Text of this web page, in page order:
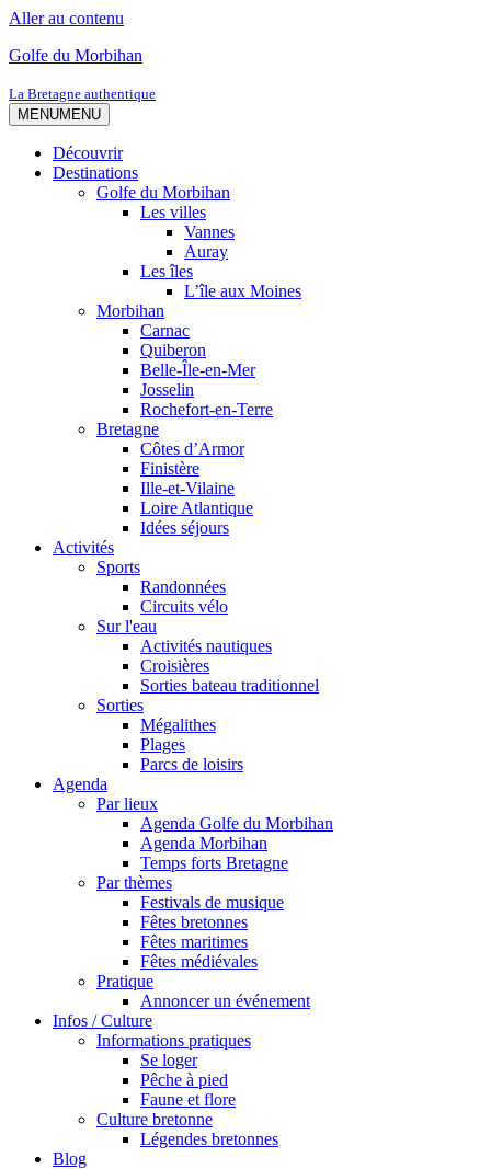
Aller au contenu
Golfe du Morbihan
La Bretagne authentique
MENUMENU
Découvrir
Destinations
Golfe du Morbihan
Les villes
Vannes
Auray
Les îles
L’île aux Moines
Morbihan
Carnac
Quiberon
Belle-Île-en-Mer
Josselin
Rochefort-en-Terre
Bretagne
Côtes d’Armor
Finistère
Ille-et-Vilaine
Loire Atlantique
Idées séjours
Activités
Sports
Randonnées
Circuits vélo
Sur l'eau
Activités nautiques
Croisières
Sorties bateau traditionnel
Sorties
Mégalithes
Plages
Parcs de loisirs
Agenda
Par lieux
Agenda Golfe du Morbihan
Agenda Morbihan
Temps forts Bretagne
Par thèmes
Festivals de musique
Fêtes bretonnes
Fêtes maritimes
Fêtes médiévales
Pratique
Annoncer un événement
Infos / Culture
Informations pratiques
Se loger
Pêche à pied
Faune et flore
Culture bretonne
Légendes bretonnes
Blog